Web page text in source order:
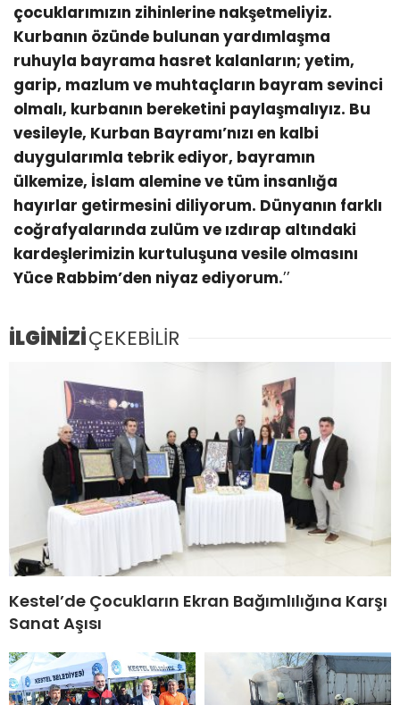
çocuklarımızın zihinlerine nakşetmeliyiz.
Kurbanın özünde bulunan yardımlaşma
ruhuyla bayrama hasret kalanların; yetim,
garip, mazlum ve muhtaçların bayram sevinci
olmalı, kurbanın bereketini paylaşmalıyız. Bu
vesileyle, Kurban Bayramı’nızı en kalbi
duygularımla tebrik ediyor, bayramın
ülkemize, İslam alemine ve tüm insanlığa
hayırlar getirmesini diliyorum. Dünyanın farklı
coğrafyalarında zulüm ve ızdırap altındaki
kardeşlerimizin kurtuluşuna vesile olmasını
Yüce Rabbim’den niyaz ediyorum.’’
İLGİNİZİÇEKEBİLİR
Kestel’de Çocukların Ekran Bağımlılığına Karşı
Sanat Aşısı